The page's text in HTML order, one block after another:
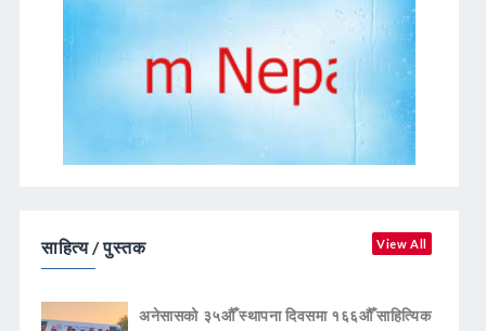
साहित्य / पुस्तक View All
अनेसासको ३५औँ स्थापना दिवसमा १६६औँ साहित्यिक